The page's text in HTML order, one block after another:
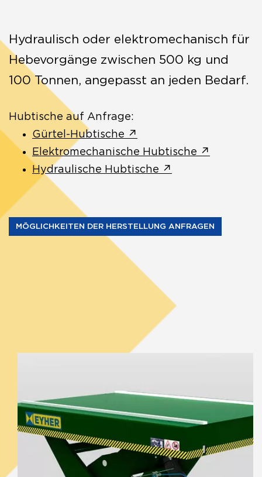
Hydraulisch oder elektromechanisch für
Hebevorgänge zwischen 500 kg und
100 Tonnen, angepasst an jeden Bedarf.
Hubtische auf Anfrage:
Gürtel-Hubtische ↗
Elektromechanische Hubtische ↗
Hydraulische Hubtische ↗
MÖGLICHKEITEN DER HERSTELLUNG ANFRAGEN